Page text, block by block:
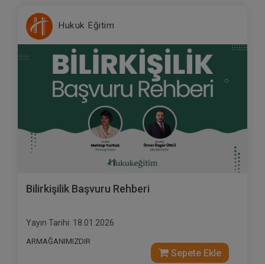
Hukuk Eğitim
Bilirkişilik Başvuru Rehberi
Yayın Tarihi: 18.01.2026
ARMAĞANIMIZDIR
Sepete Ekle